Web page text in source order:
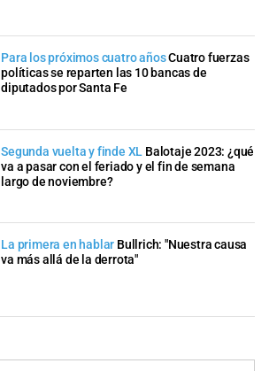
Para los próximos cuatro añosCuatro fuerzas
políticas se reparten las 10 bancas de
diputados por Santa Fe
Segunda vuelta y finde XL Balotaje 2023: ¿qué
va a pasar con el feriado y el fin de semana
largo de noviembre?
La primera en hablar Bullrich: "Nuestra causa
va más allá de la derrota"